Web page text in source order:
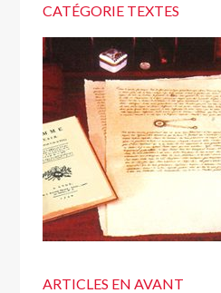
CATÉGORIE TEXTES
ARTICLES EN AVANT